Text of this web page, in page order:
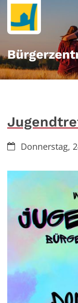
Zum Inhalt springen
Datum:Donnerstag,